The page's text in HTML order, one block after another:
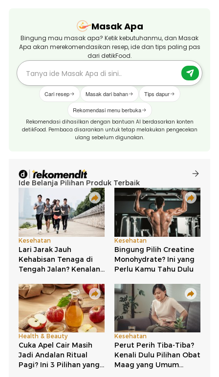
Masak Apa
Bingung mau masak apa? Ketik kebutuhanmu, dan Masak
Apa akan merekomendasikan resep, ide dan tips paling pas
dari detikFood.
Cari resep Masak dari bahan Tips dapur
Rekomendasi menu berbuka
Rekomendasi dihasilkan dengan bantuan AI berdasarkan konten
detikFood. Pembaca disarankan untuk tetap melakukan pengecekan
ulang sebelum digunakan.